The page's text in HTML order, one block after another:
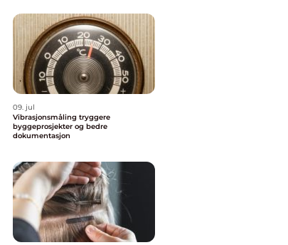
09. jul
Vibrasjonsmåling tryggere
byggeprosjekter og bedre
dokumentasjon